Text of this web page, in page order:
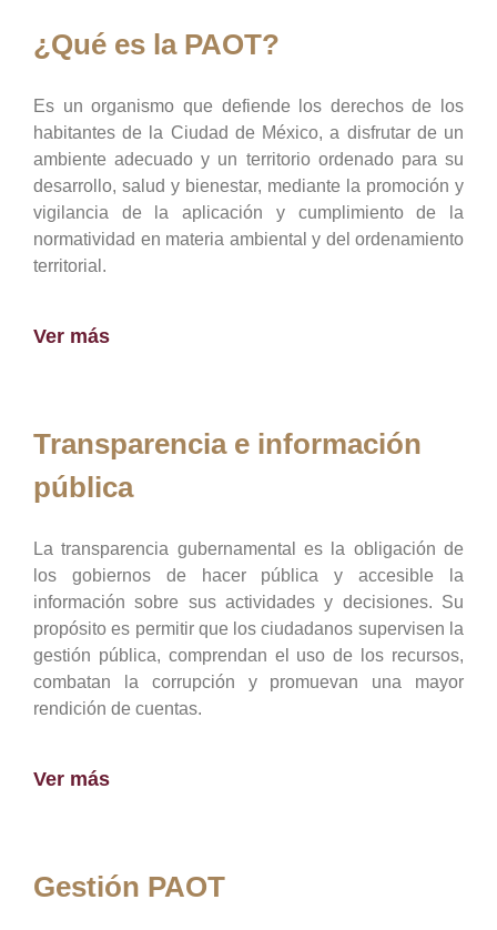
¿Qué es la PAOT?
Es un organismo que defiende los derechos de los
habitantes de la Ciudad de México, a disfrutar de un
ambiente adecuado y un territorio ordenado para su
desarrollo, salud y bienestar, mediante la promoción y
vigilancia de la aplicación y cumplimiento de la
normatividad en materia ambiental y del ordenamiento
territorial.
Ver más
Transparencia e información
pública
La transparencia gubernamental es la obligación de
los gobiernos de hacer pública y accesible la
información sobre sus actividades y decisiones. Su
propósito es permitir que los ciudadanos supervisen la
gestión pública, comprendan el uso de los recursos,
combatan la corrupción y promuevan una mayor
rendición de cuentas.
Ver más
Gestión PAOT